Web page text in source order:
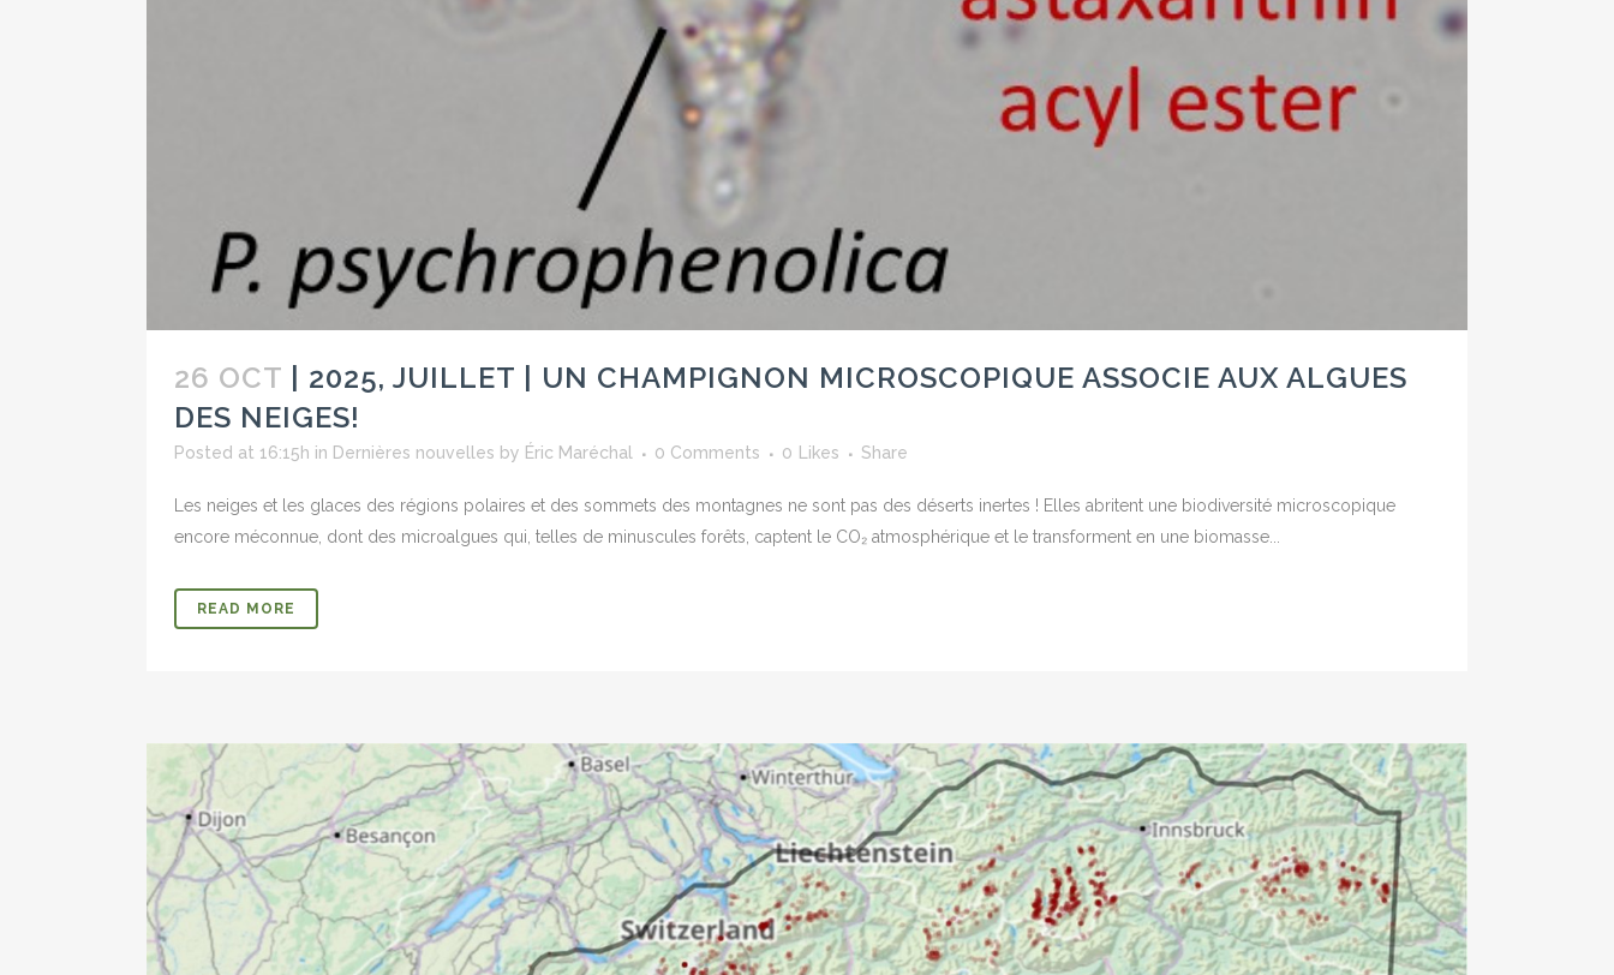
26 OCT
| 2025, JUILLET | UN CHAMPIGNON MICROSCOPIQUE ASSOCIE AUX ALGUES
DES NEIGES!
Posted at 16:15h in Dernières nouvelles by Éric Maréchal 0 Comments 0 Likes Share
Les neiges et les glaces des régions polaires et des sommets des montagnes ne sont pas des déserts inertes ! Elles abritent une biodiversité microscopique
encore méconnue, dont des microalgues qui, telles de minuscules forêts, captent le CO₂ atmosphérique et le transforment en une biomasse...
READ MORE